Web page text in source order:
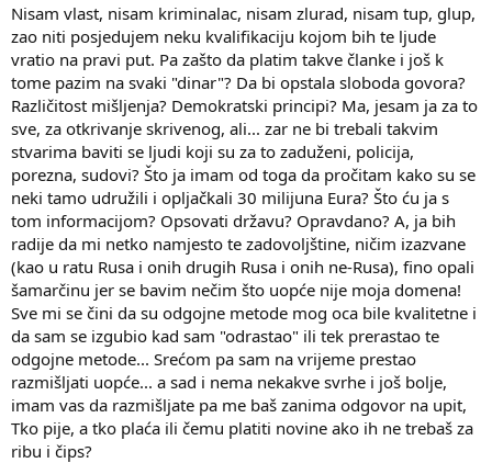
Nisam vlast, nisam kriminalac, nisam zlurad, nisam tup, glup,
zao niti posjedujem neku kvalifikaciju kojom bih te ljude
vratio na pravi put. Pa zašto da platim takve članke i još k
tome pazim na svaki "dinar"? Da bi opstala sloboda govora?
Različitost mišljenja? Demokratski principi? Ma, jesam ja za to
sve, za otkrivanje skrivenog, ali... zar ne bi trebali takvim
stvarima baviti se ljudi koji su za to zaduženi, policija,
porezna, sudovi? Što ja imam od toga da pročitam kako su se
neki tamo udružili i opljačkali 30 milijuna Eura? Što ću ja s
tom informacijom? Opsovati državu? Opravdano? A, ja bih
radije da mi netko namjesto te zadovoljštine, ničim izazvane
(kao u ratu Rusa i onih drugih Rusa i onih ne-Rusa), fino opali
šamarčinu jer se bavim nečim što uopće nije moja domena!
Sve mi se čini da su odgojne metode mog oca bile kvalitetne i
da sam se izgubio kad sam "odrastao" ili tek prerastao te
odgojne metode... Srećom pa sam na vrijeme prestao
razmišljati uopće... a sad i nema nekakve svrhe i još bolje,
imam vas da razmišljate pa me baš zanima odgovor na upit,
Tko pije, a tko plaća ili čemu platiti novine ako ih ne trebaš za
ribu i čips?